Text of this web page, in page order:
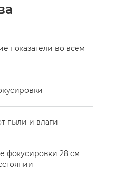
показатели во всем
пыли и влаги
фокусировки 28 см